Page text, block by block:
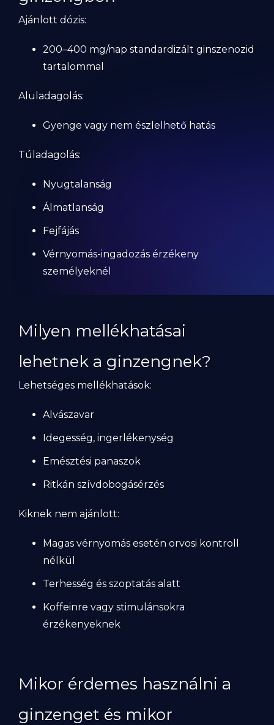
Ajánlott dózis:
200–400 mg/nap standardizált ginszenozid
tartalommal
Aluladagolás:
Gyenge vagy nem észlelhető hatás
Túladagolás:
Nyugtalanság
Álmatlanság
Fejfájás
Vérnyomás-ingadozás érzékeny
személyeknél
Milyen mellékhatásai
lehetnek a ginzengnek?
Lehetséges mellékhatások:
Alvászavar
Idegesség, ingerlékenység
Emésztési panaszok
Ritkán szívdobogásérzés
Kiknek nem ajánlott:
Magas vérnyomás esetén orvosi kontroll
nélkül
Terhesség és szoptatás alatt
Koffeinre vagy stimulánsokra
érzékenyeknek
Mikor érdemes használni a
ginzenget és mikor